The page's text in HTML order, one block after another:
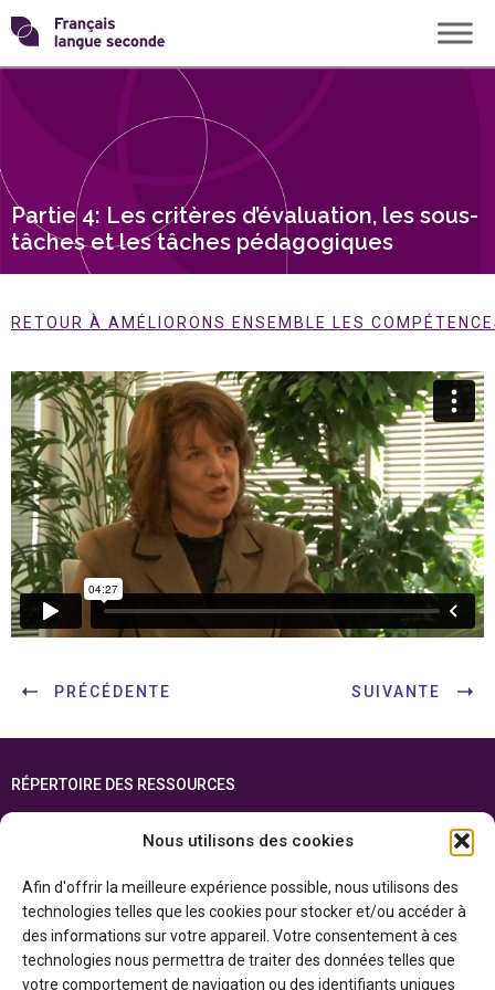
Nous utilisons des cookies
Afin d'offrir la meilleure expérience possible, nous utilisons des
technologies telles que les cookies pour stocker et/ou accéder à
des informations sur votre appareil. Votre consentement à ces
technologies nous permettra de traiter des données telles que
votre comportement de navigation ou des identifiants uniques
Skip
to
content
Transformons
langue
Partie 4: Les critères d’évaluation, les sous-
tâches et les tâches pédagogiques
RETOUR À AMÉLIORONS ENSEMBLE LES
PRÉCÉDENTE SUIVANTE
RÉPERTOIRE DES RESSOURCES
FOIRE AUX QUESTIONS
ENGLISH
Cette ressource est réalisée grâce au soutien financier du gouvernement de
l’Ontario et du gouvernement duCanada par l’entremise du ministère du
Patrimoine canadien